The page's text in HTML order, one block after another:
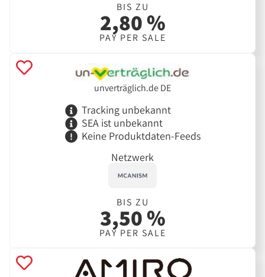
BIS ZU
2,80 %
PAY PER SALE
unverträglich.de DE
Tracking unbekannt
SEA ist unbekannt
Keine Produktdaten-Feeds
Netzwerk
BIS ZU
3,50 %
PAY PER SALE